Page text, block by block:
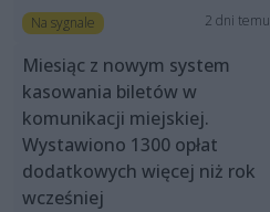
Na sygnale 2 dni temu
Miesiąc z nowym system
kasowania biletów w
komunikacji miejskiej.
Wystawiono 1300 opłat
dodatkowych więcej niż rok
wcześniej